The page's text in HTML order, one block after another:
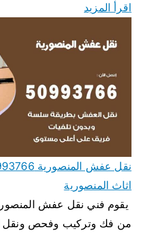
اقرأ المزيد
اثاث المنصورية
يقوم فني نقل عفش
من فك وتركيب وفحص ونقل